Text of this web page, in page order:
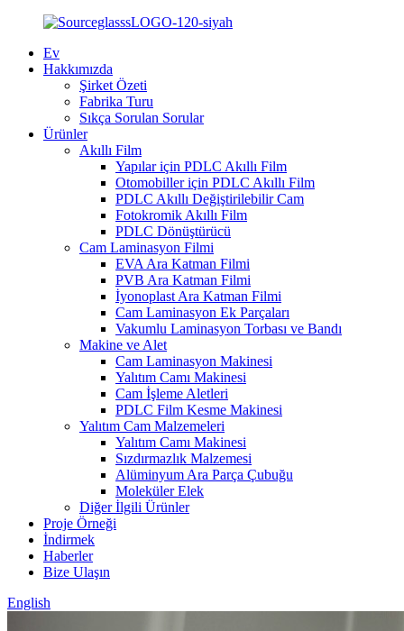
Ev
Hakkımızda
Şirket Özeti
Fabrika Turu
Sıkça Sorulan Sorular
Ürünler
Akıllı Film
Yapılar için PDLC Akıllı Film
Otomobiller için PDLC Akıllı Film
PDLC Akıllı Değiştirilebilir Cam
Fotokromik Akıllı Film
PDLC Dönüştürücü
Cam Laminasyon Filmi
EVA Ara Katman Filmi
PVB Ara Katman Filmi
İyonoplast Ara Katman Filmi
Cam Laminasyon Ek Parçaları
Vakumlu Laminasyon Torbası ve Bandı
Makine ve Alet
Cam Laminasyon Makinesi
Yalıtım Camı Makinesi
Cam İşleme Aletleri
PDLC Film Kesme Makinesi
Yalıtım Cam Malzemeleri
Yalıtım Camı Makinesi
Sızdırmazlık Malzemesi
Alüminyum Ara Parça Çubuğu
Moleküler Elek
Diğer İlgili Ürünler
Proje Örneği
İndirmek
Haberler
Bize Ulaşın
English